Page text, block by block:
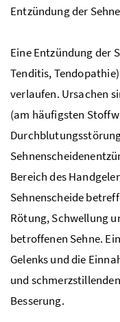
Entzündung der
Eine Entzündung der
Tenditis,
verlaufen. Ursachen
(am häufigsten
Bereich des
Sehnenscheide
Rötung, Schwellung
betroffenen Sehne.
Gelenks und die
und
Besserung.